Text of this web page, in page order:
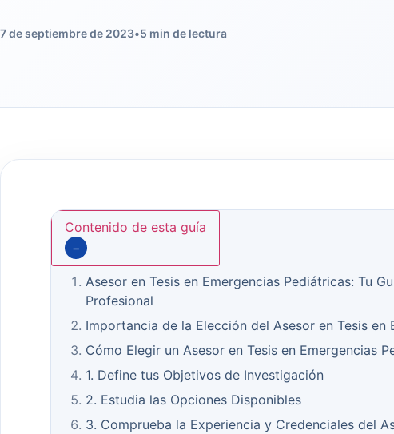
7 de septiembre de 2023•5 min de lectura
Contenido de esta guía
−
Asesor en Tesis en Emergencias Pediátricas: Tu
Profesional
Importancia de la Elección del Asesor en Tesis en
Cómo Elegir un Asesor en Tesis en Emergencias
1. Define tus Objetivos de Investigación
2. Estudia las Opciones Disponibles
3. Comprueba la Experiencia y Credenciales del